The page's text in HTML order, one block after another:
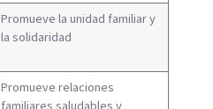
Promueve la unidad familiar y
la solidaridad
Promueve relaciones